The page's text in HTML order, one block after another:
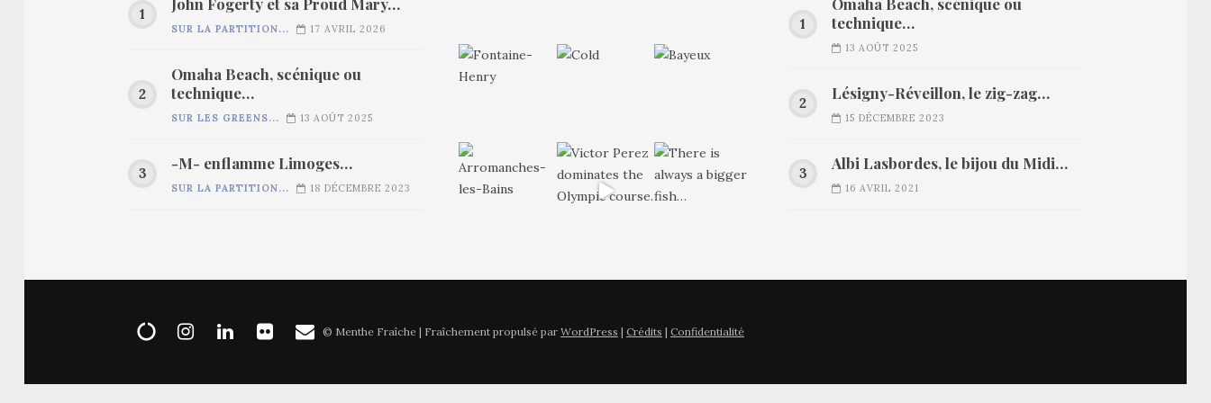
SUR LA PARTITION... 17 AVRIL 2026
Omaha Beach, scénique ou
technique…
SUR LES GREENS... 13 AOÛT 2025
-M- enflamme Limoges…
SUR LA PARTITION... 18 DÉCEMBRE 2023
technique…
13 AOÛT 2025
Lésigny-Réveillon, le zig-zag…
15 DÉCEMBRE 2023
Albi Lasbordes, le bijou du Midi…
16 AVRIL 2021
© Menthe Fraîche | Fraîchement propulsé par WordPress | Crédits | Confidentialité